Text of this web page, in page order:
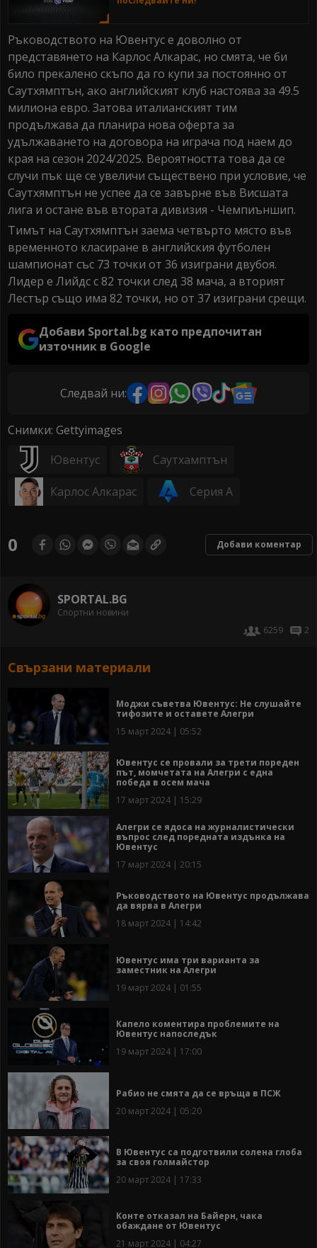
Ръководството на Ювентус е доволно от
представянето на Карлос Алкарас, но смята, че би
било прекалено скъпо да го купи за постоянно от
Саутхямптън, ако английският клуб настоява за 49.5
милиона евро. Затова италианският тим
продължава да планира нова оферта за
удължаването на договора на играча под наем до
края на сезон 2024/2025. Вероятността това да се
случи пък ще се увеличи съществено при условие, че
Саутхямптън не успее да се завърне във Висшата
лига и остане във втората дивизия - Чемпиъншип.
Тимът на Саутхямптън заема четвърто място във
временното класиране в английския футболен
шампионат със 73 точки от 36 изиграни двубоя.
Лидер е Лийдс с 82 точки след 38 мача, а вторият
Лестър също има 82 точки, но от 37 изиграни срещи.
Добави Sportal.bg като предпочитан
източник в Google
Следвай ни:
Снимки: Gettyimages
Ювентус
Саутхамптън
Карлос Алкарас Серия А
0 Добави коментар
SPORTAL.BG
Спортни новини
6259
2
Свързани материали
Моджи съветва Ювентус: Не слушайте
тифозите и оставете Алегри
15 март 2024 | 05:52
Ювентус се провали за трети пореден
път, момчетата на Алегри с една
победа в осем мача
17 март 2024 | 15:29
Алегри се ядоса на журналистически
въпрос след поредната издънка на
Ювентус
17 март 2024 | 20:15
Ръководството на Ювентус продължава
да вярва в Алегри
18 март 2024 | 14:42
Ювентус има три варианта за
заместник на Алегри
19 март 2024 | 01:55
Капело коментира проблемите на
Ювентус напоследък
19 март 2024 | 17:00
Рабио не смята да се връща в ПСЖ
20 март 2024 | 05:20
В Ювентус са подготвили солена глоба
за своя голмайстор
20 март 2024 | 17:33
Конте отказал на Байерн, чака
обаждане от Ювентус
21 март 2024 | 04:27